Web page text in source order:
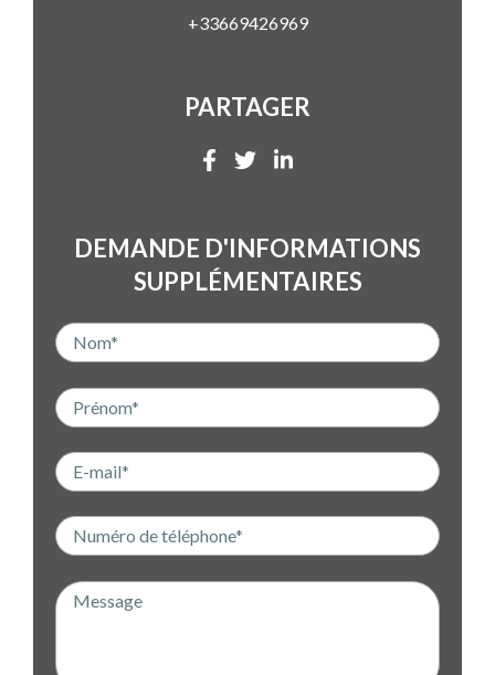
+33669426969
PARTAGER
DEMANDE D'INFORMATIONS
SUPPLÉMENTAIRES